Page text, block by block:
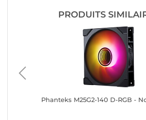
PRODUITS
Phanteks M25G2-140 D-RGB -